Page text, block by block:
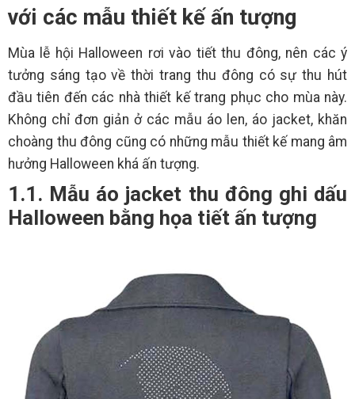
với các mẫu thiết kế ấn tượng
Mùa lễ hội Halloween rơi vào tiết thu đông, nên các ý
tưởng sáng tạo về thời trang thu đông có sự thu hút
đầu tiên đến các nhà thiết kế trang phục cho mùa này.
Không chỉ đơn giản ở các mẫu áo len, áo jacket, khăn
choàng thu đông cũng có những mẫu thiết kế mang âm
hưởng Halloween khá ấn tượng.
1.1. Mẫu áo jacket thu đông ghi dấu
Halloween bằng họa tiết ấn tượng